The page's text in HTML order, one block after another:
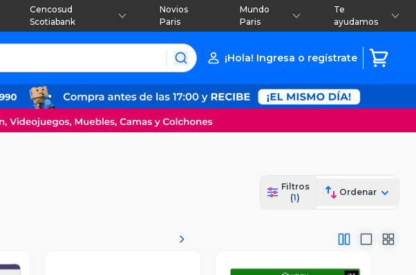
Cencosud
Scotiabank
Novios
Paris
Mundo
Paris
Te
ayudamos
¡Hola! Ingresa o regístrate
Filtros
(1)
Ordenar